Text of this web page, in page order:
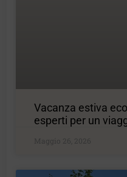
Vacanza estiva
esperti per un
Maggio 26, 2026